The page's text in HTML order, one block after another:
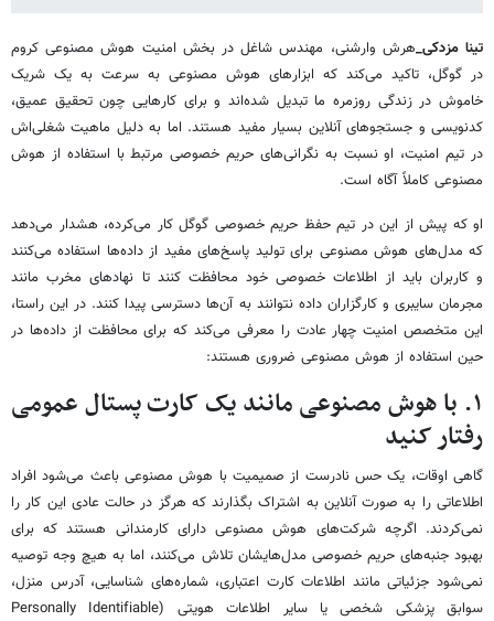
تینا مزدکی_هرش وارشنی، مهندس شاغل در بخش امنیت هوش مصنوعی کروم
در گوگل، تاکید می‌کند که ابزارهای هوش مصنوعی به سرعت به یک شریک
خاموش در زندگی روزمره ما تبدیل شده‌اند و برای کارهایی چون تحقیق عمیق،
کدنویسی و جستجوهای آنلاین بسیار مفید هستند. اما به دلیل ماهیت شغلی‌اش
در تیم امنیت، او نسبت به نگرانی‌های حریم خصوصی مرتبط با استفاده از هوش
مصنوعی کاملاً آگاه است.
او که پیش از این در تیم حفظ حریم خصوصی گوگل کار می‌کرده، هشدار می‌دهد
که مدل‌های هوش مصنوعی برای تولید پاسخ‌های مفید از داده‌ها استفاده می‌کنند
و کاربران باید از اطلاعات خصوصی خود محافظت کنند تا نهادهای مخرب مانند
مجرمان سایبری و کارگزاران داده نتوانند به آن‌ها دسترسی پیدا کنند. در این راستا،
این متخصص امنیت چهار عادت را معرفی می‌کند که برای محافظت از داده‌ها در
حین استفاده از هوش مصنوعی ضروری هستند:
۱. با هوش مصنوعی مانند یک کارت پستال عمومی
رفتار کنید
گاهی اوقات، یک حس نادرست از صمیمیت با هوش مصنوعی باعث می‌شود افراد
اطلاعاتی را به صورت آنلاین به اشتراک بگذارند که هرگز در حالت عادی این کار را
نمی‌کردند. اگرچه شرکت‌های هوش مصنوعی دارای کارمندانی هستند که برای
بهبود جنبه‌های حریم خصوصی مدل‌هایشان تلاش می‌کنند، اما به هیچ وجه توصیه
نمی‌شود جزئیاتی مانند اطلاعات کارت اعتباری، شماره‌های شناسایی، آدرس منزل،
سوابق پزشکی شخصی یا سایر اطلاعات هویتی (Personally Identifiable